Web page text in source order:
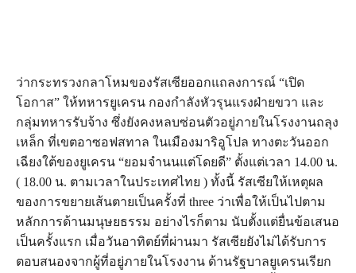
ว่ากระทรวงกลาโหมของรัสเซียออกแถลงการณ์ “เปิด
โอกาส” ให้ทหารยูเครน กองกำลังหัวรุนแรงฝ่ายขวา และ
กลุ่มทหารรับจ้าง ซึ่งยังคงหลบซ่อนตัวอยู่ภายในโรงงานถลุง
เหล็ก ที่เขตอาซอฟสทาล ในเมืองมาริอูโปล ทางตะวันออก
เฉียงใต้ของยูเครน “ยอมจำนนแต่โดยดี” ตั้งแต่เวลา 14.00 น.
( 18.00 น. ตามเวลาในประเทศไทย ) ทั้งนี้ รัสเซียให้เหตุผล
ของการขยายเส้นตายเป็นครั้งที่ three ว่าเพื่อให้เป็นไปตาม
หลักการด้านมนุษยธรรม อย่างไรก็ตาม นับตั้งแต่ยื่นข้อเสนอ
เป็นครั้งแรก เมื่อวันอาทิตย์ที่ผ่านมา รัสเซียยังไม่ได้รับการ
ตอบสนองจากผู้ที่อยู่ภายในโรงงาน ด้านรัฐบาลยูเครนเรียก